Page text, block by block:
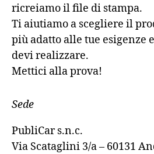
ricreiamo il file di stampa.
Ti aiutiamo a scegliere il
più adatto alle tue esigenze
devi realizzare.
Mettici alla prova!
Sede
PubliCar s.n.c.
Via Scataglini 3/a – 60131